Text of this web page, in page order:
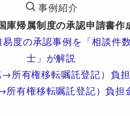
事例紹介
庫帰属制度の承認申請書作
度の承認事例を「相談件
士」が解説
有権移転嘱託登記）負
有権移転嘱託登記）負担